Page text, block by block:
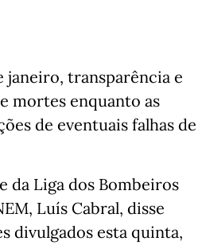
transparência e
mortes enquanto as
de eventuais falhas de
da Liga dos Bombeiros
Luís Cabral, disse
divulgados esta quinta,